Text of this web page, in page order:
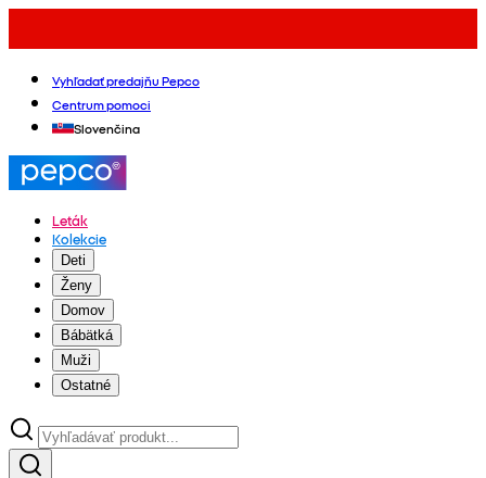
Vyhľadať predajňu Pepco
Centrum pomoci
Slovenčina
Leták
Kolekcie
Deti
Ženy
Domov
Bábätká
Muži
Ostatné